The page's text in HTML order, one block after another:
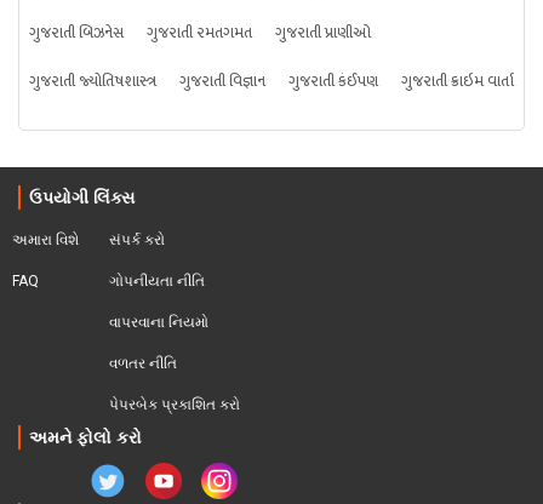
ગુજરાતી બિઝનેસ
ગુજરાતી રમતગમત
ગુજરાતી પ્રાણીઓ
ગુજરાતી જ્યોતિષશાસ્ત્ર
ગુજરાતી વિજ્ઞાન ગુજરાતી કંઈપણ ગુજરાતી ક્રાઇમ વાર્તા
ઉપયોગી લિંક્સ
અમારા વિશે
FAQ
સંપર્ક કરો
ગોપનીયતા નીતિ
વાપરવાના નિયમો
વળતર નીતિ
પેપરબેક પ્રકાશિત કરો
અમને ફોલો કરો